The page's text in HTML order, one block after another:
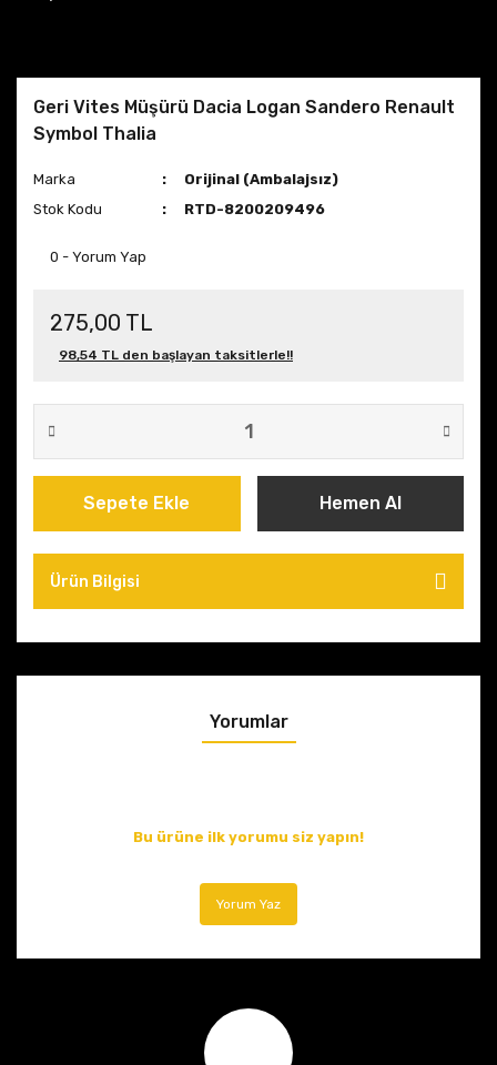
Geri Vites Müşürü Dacia Logan Sandero Renault
Symbol Thalia
Marka
Orijinal (Ambalajsız)
Stok Kodu
RTD-8200209496
0 - Yorum Yap
275,00 TL
98,54 TL den başlayan taksitlerle!!
Sepete Ekle Hemen Al
Ürün Bilgisi
Yorumlar
Bu ürüne ilk yorumu siz yapın!
Yorum Yaz